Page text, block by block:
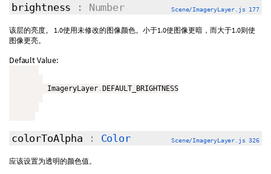
brightness : Number Scene/ImageryLayer.js 177
该层的亮度。 1.0使用未修改的图像颜色。小于1.0使图像更暗，而大于1.0则使
图像更亮。
Default Value:
         ImageryLayer
. DEFAULT_BRIGHTNESS
colorToAlpha : Color Scene/ImageryLayer.js 326
应该设置为透明的颜色值。